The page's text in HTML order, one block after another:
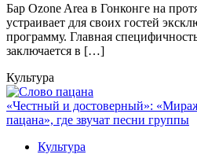
Бaр Ozone Area в Гонконге на
устраивает для своих гостей
программу. Главная
заключается в […]
Культура
«Честный и достоверный»:
пацана», где звучат песни группы
Культура